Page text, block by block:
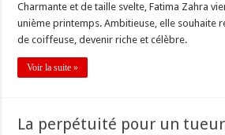
Charmante et de taille svelte, Fatima Zahra
unième printemps. Ambitieuse, elle souhaite
de coiffeuse, devenir riche et célèbre.
Voir la suite »
La perpétuité pour un